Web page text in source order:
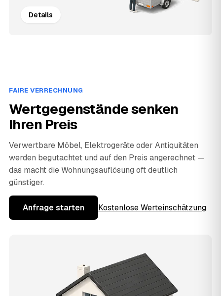
Details
FAIRE VERRECHNUNG
Wertgegenstände senken
Ihren Preis
Verwertbare Möbel, Elektrogeräte oder Antiquitäten
werden begutachtet und auf den Preis angerechnet —
das macht die Wohnungsauflösung oft deutlich
günstiger.
Anfrage starten Kostenlose Werteinschätzung